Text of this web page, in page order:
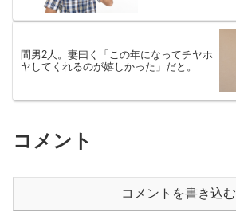
間男2人。妻曰く「この年になってチヤホ
ヤしてくれるのが嬉しかった」だと。
コメント
コメントを書き込む